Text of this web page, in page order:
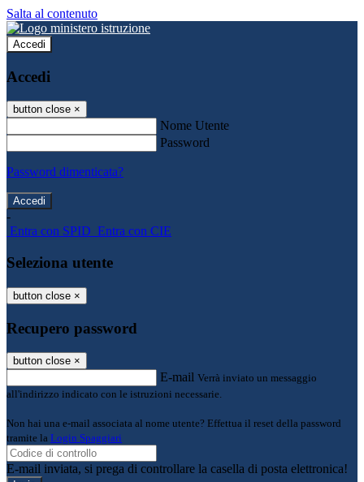
Salta al contenuto
Accedi
Accedi
button close ×
Nome Utente
Password
Password dimenticata?
-
Entra con SPID Entra con CIE
Seleziona utente
button close ×
Recupero password
button close ×
E-mail Verrà inviato un messaggio
all'indirizzo indicato con le istruzioni necessarie.
Non hai una e-mail associata al nome utente? Effettua il reset della password
tramite la Login Spaggiari
E-mail inviata, si prega di controllare la casella di posta elettronica!